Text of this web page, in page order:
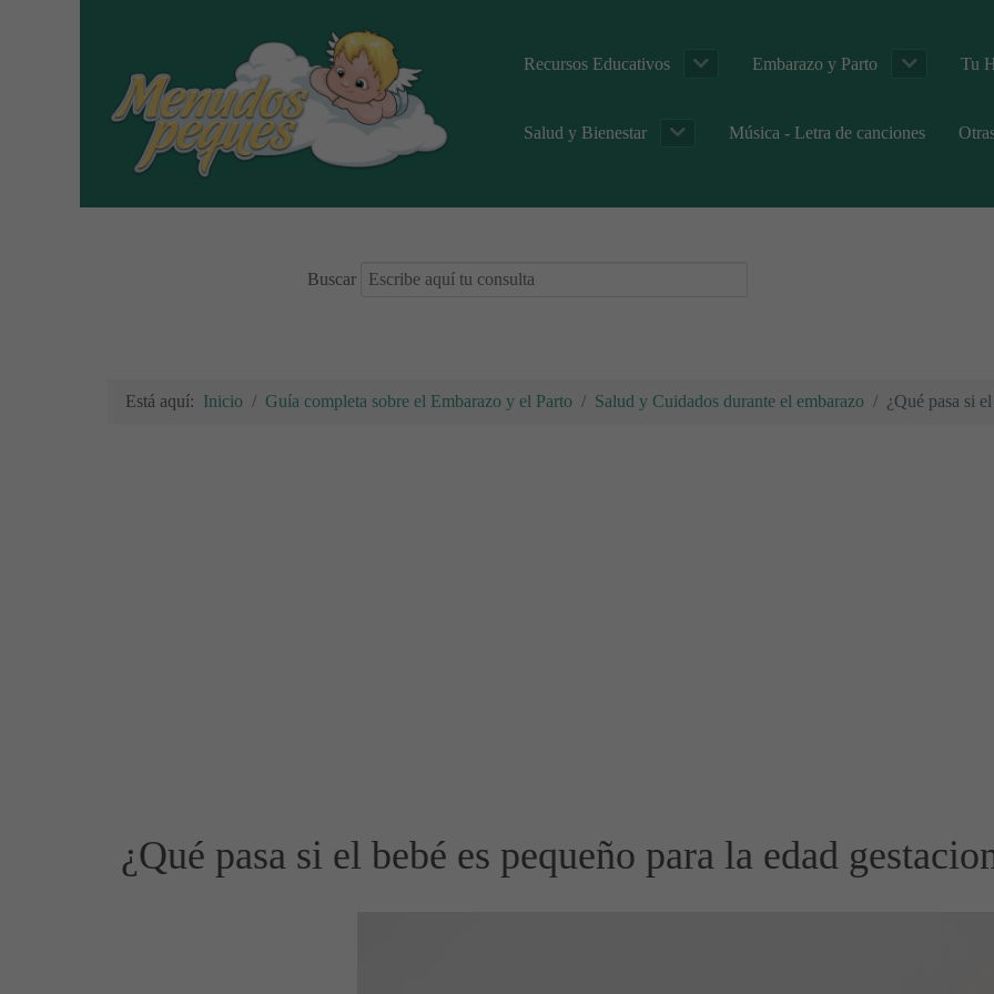
Recursos Educativos Embarazo y Parto Tu
Salud y Bienestar Música - Letra de canciones
Buscar
Está aquí: Inicio Guía completa sobre el Embarazo y el Parto Salud y Cuidados durante el embarazo ¿Qué pasa si
¿Qué pasa si el bebé es pequeño para la edad